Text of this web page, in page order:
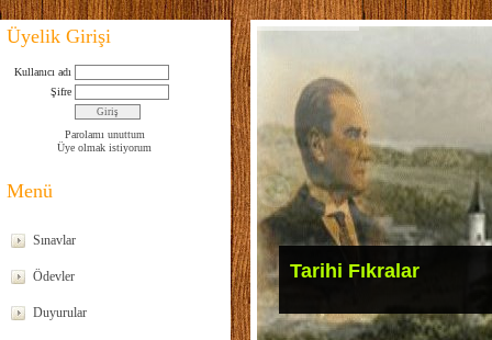
Üyelik Girişi
Kullanıcı adı
Şifre
Parolamı unuttum
Üye olmak istiyorum
Menü
Sınavlar
Ödevler
Duyurular
Tarihi Fıkralar